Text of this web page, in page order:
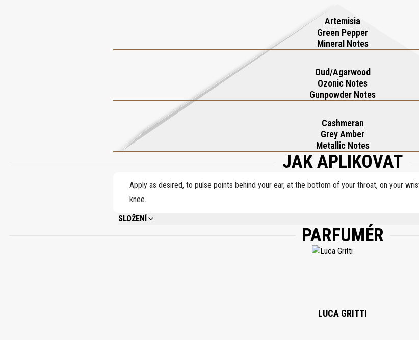
Artemisia
Green Pepper
Mineral Notes
Oud/Agarwood
Ozonic Notes
Gunpowder Notes
Cashmeran
Grey Amber
Metallic Notes
JAK APLIKOVAT
Apply as desired, to pulse points behind your ear, at the bottom of your throat, on your
knee.
SLOŽENÍ
ALCOHOL DENAT., PARFUM (FRAGRANCE), ALPHA-ISOMETHYL IONONE, CITRAL, COUMARIN, EUGENOL,
PARFUMÉR
LUCA GRITTI